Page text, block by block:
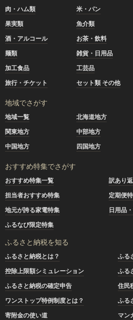
肉・ハム類 米・パン
果実類
魚介類
酒・アルコール
お茶・飲料
麺類
雑貨・日用品
加工食品
工芸品
旅行・チケット
セット類 その他
地域でさがす
地域一覧 北海道地方
関東地方
中部地方
中国地方
四国地方
おすすめ特集でさがす
おすすめ特集一覧
訳あり
担当者おすすめ特集
定期便
地元が誇る家電特集
日用品
ふるなび限定特集
ふるさと納税を知る
ふるさと納税とは？
ふる
控除上限額シミュレーション
ふる
ふるさと納税の確定申告
住民
ワンストップ特例制度とは？
ふる
寄附金の使い道
マン